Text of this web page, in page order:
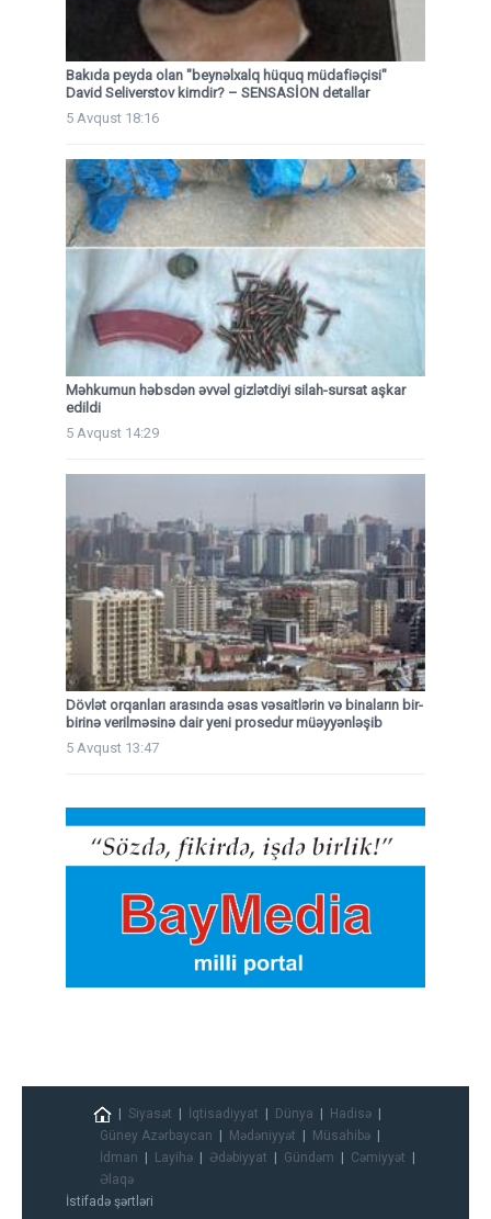
Bakıda peyda olan "beynəlxalq hüquq müdafiəçisi"
David Seliverstov kimdir? – SENSASİON detallar
5 Avqust 18:16
Məhkumun həbsdən əvvəl gizlətdiyi silah-sursat aşkar
edildi
5 Avqust 14:29
Dövlət orqanları arasında əsas vəsaitlərin və binaların bir-
birinə verilməsinə dair yeni prosedur müəyyənləşib
5 Avqust 13:47
Siyasət İqtisadiyyat Dünya
Hadisə
Güney Azərbaycan
Mədəniyyət
Müsahibə
İdman
Layihə Ədəbiyyat Gündəm
Cəmiyyət
Əlaqə
İstifadə şərtləri